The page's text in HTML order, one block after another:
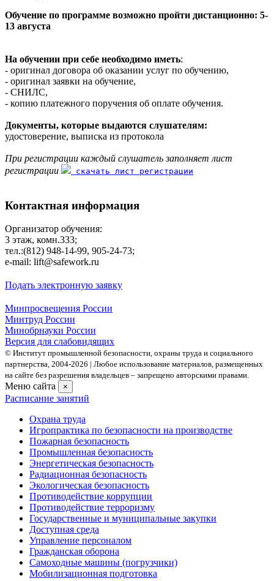
Обучение по программе возможно пройти дистанционно: 5-
13 августа
На обучении при себе необходимо иметь:
- оригинал договора об оказании услуг по обучению,
- оригинал заявки на обучение,
- СНИЛС,
- копию платежного поручения об оплате обучения.
Документы, которые выдаются слушателям:
удостоверение, выписка из протокола
При регистрации каждый слушатель заполняет лист
регистрации
скачать лист регистрации
Контактная информация
Организатор обучения:
3 этаж, комн.333;
тел.:(812) 948-14-99, 905-24-73;
e-mail: lift@safework.ru
Подать электронную заявку
Минпросвещения России
Минтруд России
Минобрнауки России
Версия для слабовидящих
© Институт промышленной безопасности, охраны труда и социального
партнерства, 2004- 2026 | Любое использование материалов, размещенных
на сайте без разрешения владельцев – запрещено авторскими правами.
Меню сайта ×
Расписание занятий
Охрана труда
Игропрактика по безопасности на производстве
Пожарная безопасность
Промышленная безопасность
Энергетическая безопасность
Радиационная безопасность
Экологическая безопасность
Противодействие коррупции
Противодействие терроризму
Государственные и муниципальные закупки
Доступная среда
Управление персоналом
Гражданская оборона
Самоходные машины (погрузчики)
Мобилизационная подготовка